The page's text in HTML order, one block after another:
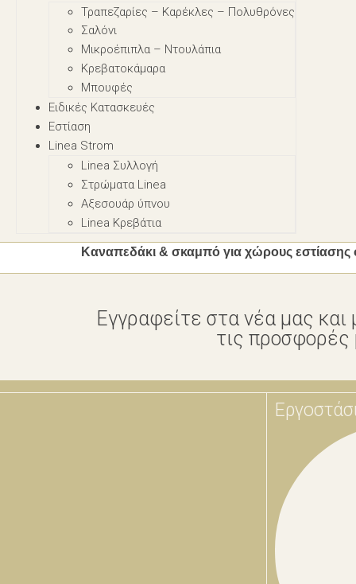
Τραπεζαρίες – Καρέκλες – Πολυθρόνες
Σαλόνι
Μικροέπιπλα – Nτουλάπια
Κρεβατοκάμαρα
Μπουφές
Ειδικές Κατασκευές
Εστίαση
Linea Strom
Linea Συλλογή
Στρώματα Linea
Αξεσουάρ ύπνου
Linea Κρεβάτια
Καναπεδάκι & σκαμπό για χώρους εστίασης
Εγγραφείτε στα νέα μας
τις προσφορές